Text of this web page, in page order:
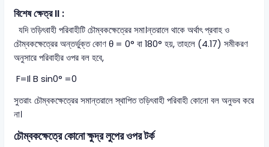
বিশেষ ক্ষেত্র II :
যদি তড়িৎবাহী পরিবাহীটি চৌম্বকক্ষেত্রের সমা।ন্তরালে থাকে অর্থাৎ প্রবাহ ও
চৌম্বকক্ষেত্রের অন্তর্ভুক্ত কোণ θ = 0° বা 180° হয়, তাহলে (4.17) সমীকরণ
অনুসারে পরিবাহীর ওপর বল হবে,
F=Il B sin0° =0
সুতরাং চৌম্বকক্ষেত্রের সমান্তরালে স্থাপিত তড়িৎবাহী পরিবাহী কোনো বল অনুভব করে
না।
চৌম্বকক্ষেত্রে কোনো ক্ষুদ্র লুপের ওপর টর্ক